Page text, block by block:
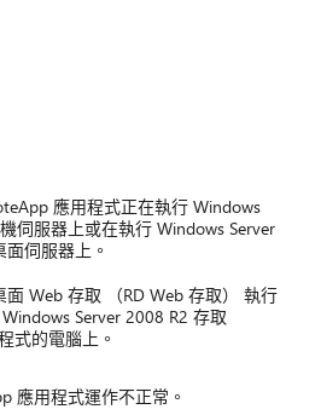
應用程式正在執行 Windows
伺服器上或在執行 Windows Server
伺服器上。
Web 存取 （RD Web 存取） 執行
Server 2008 R2 存取
式的電腦上。
應用程式運作不正常。